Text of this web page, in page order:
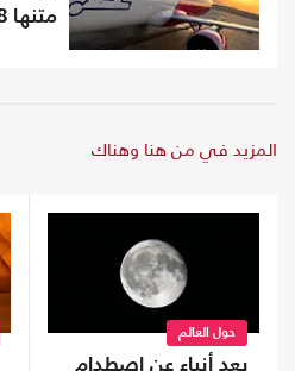
متنها 178 راكبا
المزيد في من هنا وهناك
حول العالم
بعد أنباء عن اصطدام